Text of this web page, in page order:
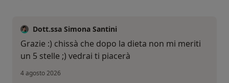
Dott.ssa Simona Santini
Grazie :) chissà che dopo la dieta non mi meriti
un 5 stelle ;) vedrai ti piacerà
4 agosto 2026